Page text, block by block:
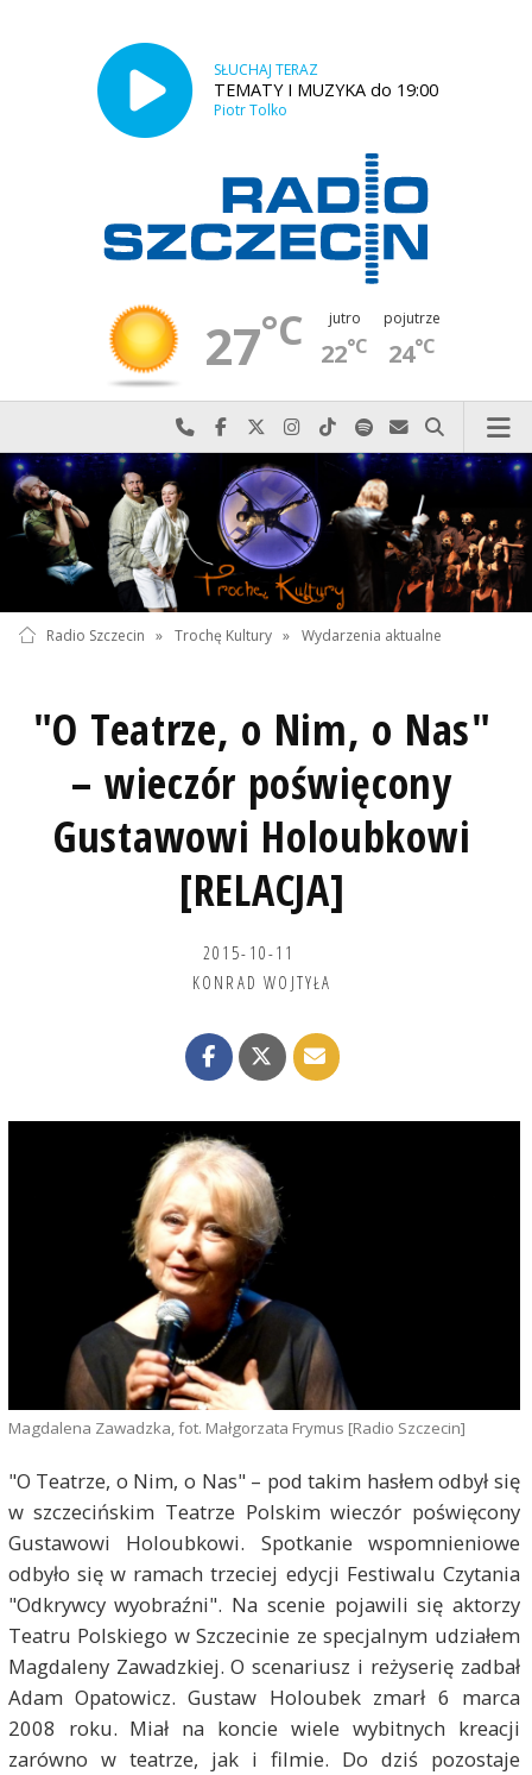
SŁUCHAJ TERAZ
TEMATY I MUZYKA do 19:00
Piotr Tolko
27°C jutro
22°C
pojutrze
24°C
Najlepiej po prostu do nas zadzwoń
Odwiedź nas na Facebook-u
Odwiedź nas na X
Odwiedź nas na Instagram-ie
Odwiedź nas na TikTok-u
Szukaj nas na Spotify
Wyślij do nas
Szukaj
Radio Szczecin » Trochę Kultury » Wydarzenia aktualne
"O Teatrze, o Nim, o Nas"
– wieczór poświęcony
Gustawowi Holoubkowi
[RELACJA]
2015-10-11
KONRAD WOJTYŁA
Magdalena Zawadzka, fot. Małgorzata Frymus [Radio Szczecin]
"O Teatrze, o Nim, o Nas" – pod takim hasłem odbył się
w szczecińskim Teatrze Polskim wieczór poświęcony
Gustawowi Holoubkowi. Spotkanie wspomnieniowe
odbyło się w ramach trzeciej edycji Festiwalu Czytania
"Odkrywcy wyobraźni". Na scenie pojawili się aktorzy
Teatru Polskiego w Szczecinie ze specjalnym udziałem
Magdaleny Zawadzkiej. O scenariusz i reżyserię zadbał
Adam Opatowicz. Gustaw Holoubek zmarł 6 marca
2008 roku. Miał na koncie wiele wybitnych kreacji
zarówno w teatrze, jak i filmie. Do dziś pozostaje